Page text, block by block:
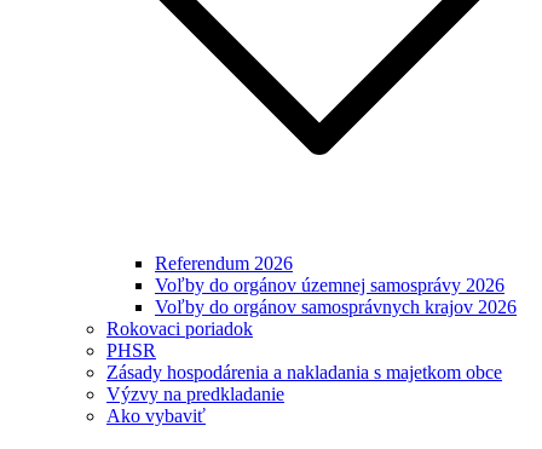
Referendum 2026
Voľby do orgánov územnej samosprávy 2026
Voľby do orgánov samosprávnych krajov 2026
Rokovaci poriadok
PHSR
Zásady hospodárenia a nakladania s majetkom obce
Výzvy na predkladanie
Ako vybaviť